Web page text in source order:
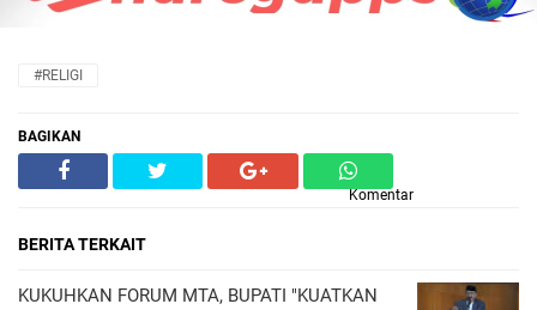
#RELIGI
BAGIKAN
Komentar
BERITA TERKAIT
KUKUHKAN FORUM MTA, BUPATI "KUATKAN